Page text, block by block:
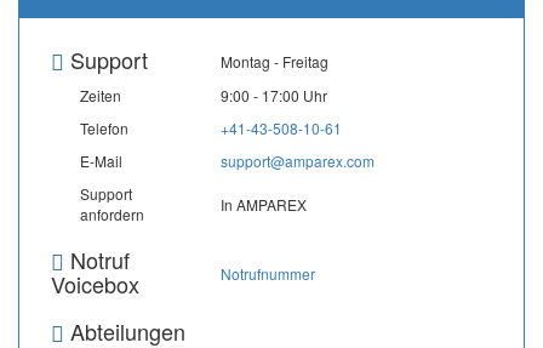
Support
Montag - Freitag
Zeiten
9:00 - 17:00 Uhr
Telefon
+41-43-508-10-61
E-Mail
support@amparex.com
Support
anfordern
In AMPAREX
Notruf
Voicebox Notrufnummer
Abteilungen